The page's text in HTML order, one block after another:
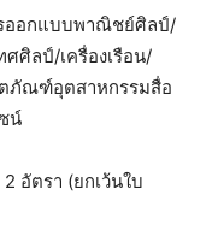
อกแบบพาณิชย์ศิลป์/
ศิลป์/เครื่องเรือน/
ภัณฑ์อุตสาหกรรมสื่อ
น์
อัตรา (ยกเว้นใบ